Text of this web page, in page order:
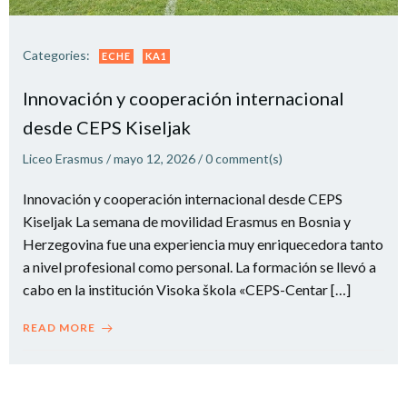
Categories: ECHE KA1
Innovación y cooperación internacional
desde CEPS Kiseljak
Liceo Erasmus /mayo 12, 2026/0comment(s)
Innovación y cooperación internacional desde CEPS
Kiseljak La semana de movilidad Erasmus en Bosnia y
Herzegovina fue una experiencia muy enriquecedora tanto
a nivel profesional como personal. La formación se llevó a
cabo en la institución Visoka škola «CEPS-Centar […]
READ MORE